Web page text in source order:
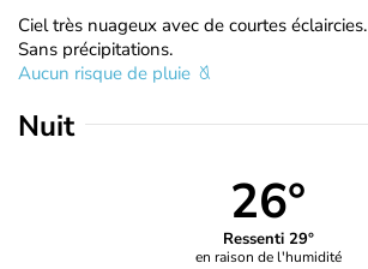
Ciel très nuageux avec de courtes éclaircies.
Sans précipitations.
Aucun risque de pluie
Nuit
26°
Ressenti 29°
en raison de l'humidité